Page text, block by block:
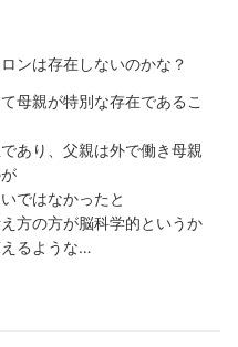
ンは存在しないのかな？
母親が特別な存在であるこ
あり、父親は外で働き母親
ではなかったと
方の方が脳科学的というか
るような…